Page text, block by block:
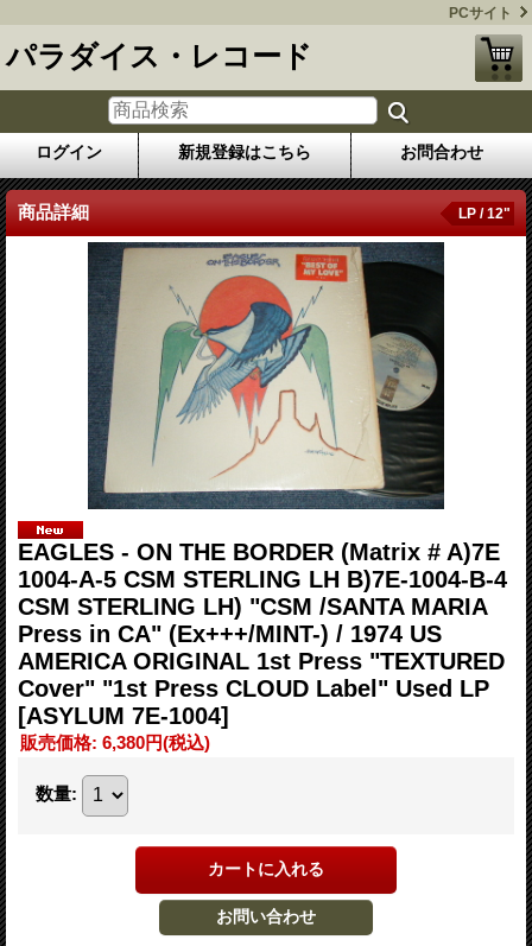
PCサイト
パラダイス・レコード
ログイン 新規登録はこちら お問合わせ
商品詳細 LP / 12"
EAGLES - ON THE BORDER (Matrix # A)7E
1004-A-5 CSM STERLING LH B)7E-1004-B-4
CSM STERLING LH) "CSM /SANTA MARIA
Press in CA" (Ex+++/MINT-) / 1974 US
AMERICA ORIGINAL 1st Press "TEXTURED
Cover" "1st Press CLOUD Label" Used LP
[ASYLUM 7E-1004]
販売価格: 6,380円(税込)
数量: